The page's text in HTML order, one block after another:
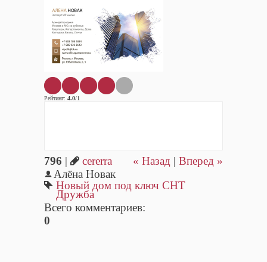
Рейтинг: 4.0/1
« Назад | Вперед »
796 |
cererra
Алёна Новак
Новый дом под ключ СНТ
Дружба
Всего комментариев:
0